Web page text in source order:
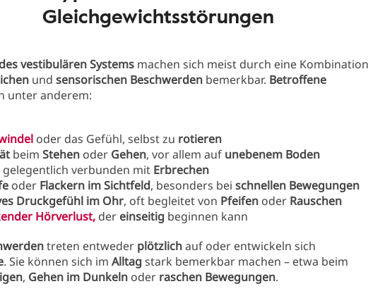
Gleichgewichtsstörungen
vestibulären Systems machen sich meist durch eine Kombination
und sensorischen Beschwerden bemerkbar. Betroffene
unter anderem:
oder das Gefühl, selbst zu rotieren
beim Stehen oder Gehen, vor allem auf unebenem Boden
gelegentlich verbunden mit Erbrechen
oder Flackern im Sichtfeld, besonders bei schnellen Bewegungen
Druckgefühl im Ohr, oft begleitet von Pfeifen oder Rauschen
Hörverlust, der einseitig beginnen kann
treten entweder plötzlichauf oder entwickeln sich
. Sie können sich im Alltagstark bemerkbar machen – etwa beim
, Gehen im Dunkeln oder raschen Bewegungen.